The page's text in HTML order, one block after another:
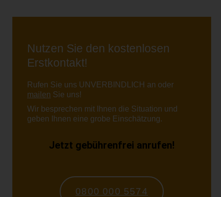
Nutzen Sie den kostenlosen
Erstkontakt!
Rufen Sie uns UNVERBINDLICH an oder
mailen Sie uns!
Wir besprechen mit Ihnen die Situation und
geben Ihnen eine grobe Einschätzung.
Jetzt gebührenfrei anrufen!
0800 000 5574